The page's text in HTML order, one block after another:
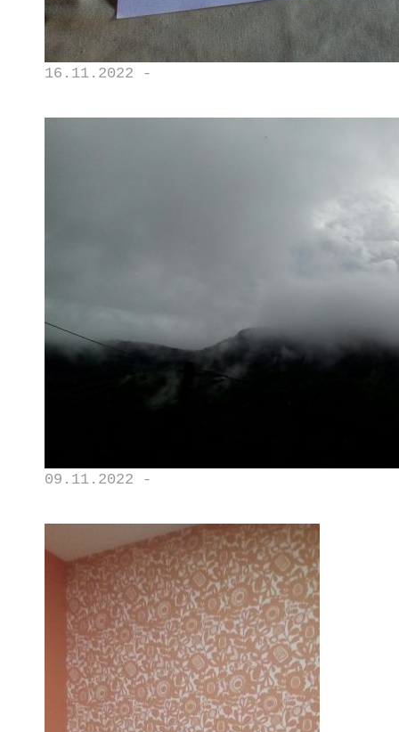
16.11.2022 -
09.11.2022 -